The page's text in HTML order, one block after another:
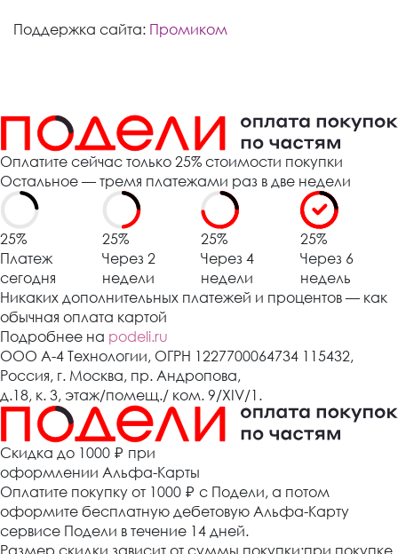
Поддержка сайта: Промиком
Оплатите сейчас только 25% стоимости покупки
Остальное — тремя платежами раз в две недели
25%
Платеж
сегодня
25%
Через 2
недели
25%
Через 4
недели
25%
Через 6
недель
Никаких дополнительных платежей и процентов — как
обычная оплата картой
Подробнее на podeli.ru
ООО А-4 Технологии, ОГРН 1227700064734 115432,
Россия, г. Москва, пр. Андропова,
д.18, к. 3, этаж/помещ./ ком. 9/XIV/1.
Cкидка до 1000 ₽ при
оформлении Альфа-Карты
Оплатите покупку от 1000 ₽ с Подели, а потом
оформите бесплатную дебетовую Альфа-Карту
сервисе Подели в течение 14 дней.
Размер скидки зависит от суммы покупки:при покупке